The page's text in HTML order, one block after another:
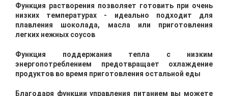
Функция растворения позволяет готовить при очень
низких температурах - идеально подходит для
плавления шоколада, масла или приготовления
легких нежных соусов
Функция поддержания тепла с низким
энергопотреблением предотвращает охлаждение
продуктов во время приготовления остальной еды
Благодаря функции управления питанием вы можете